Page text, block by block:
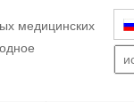
медицинских